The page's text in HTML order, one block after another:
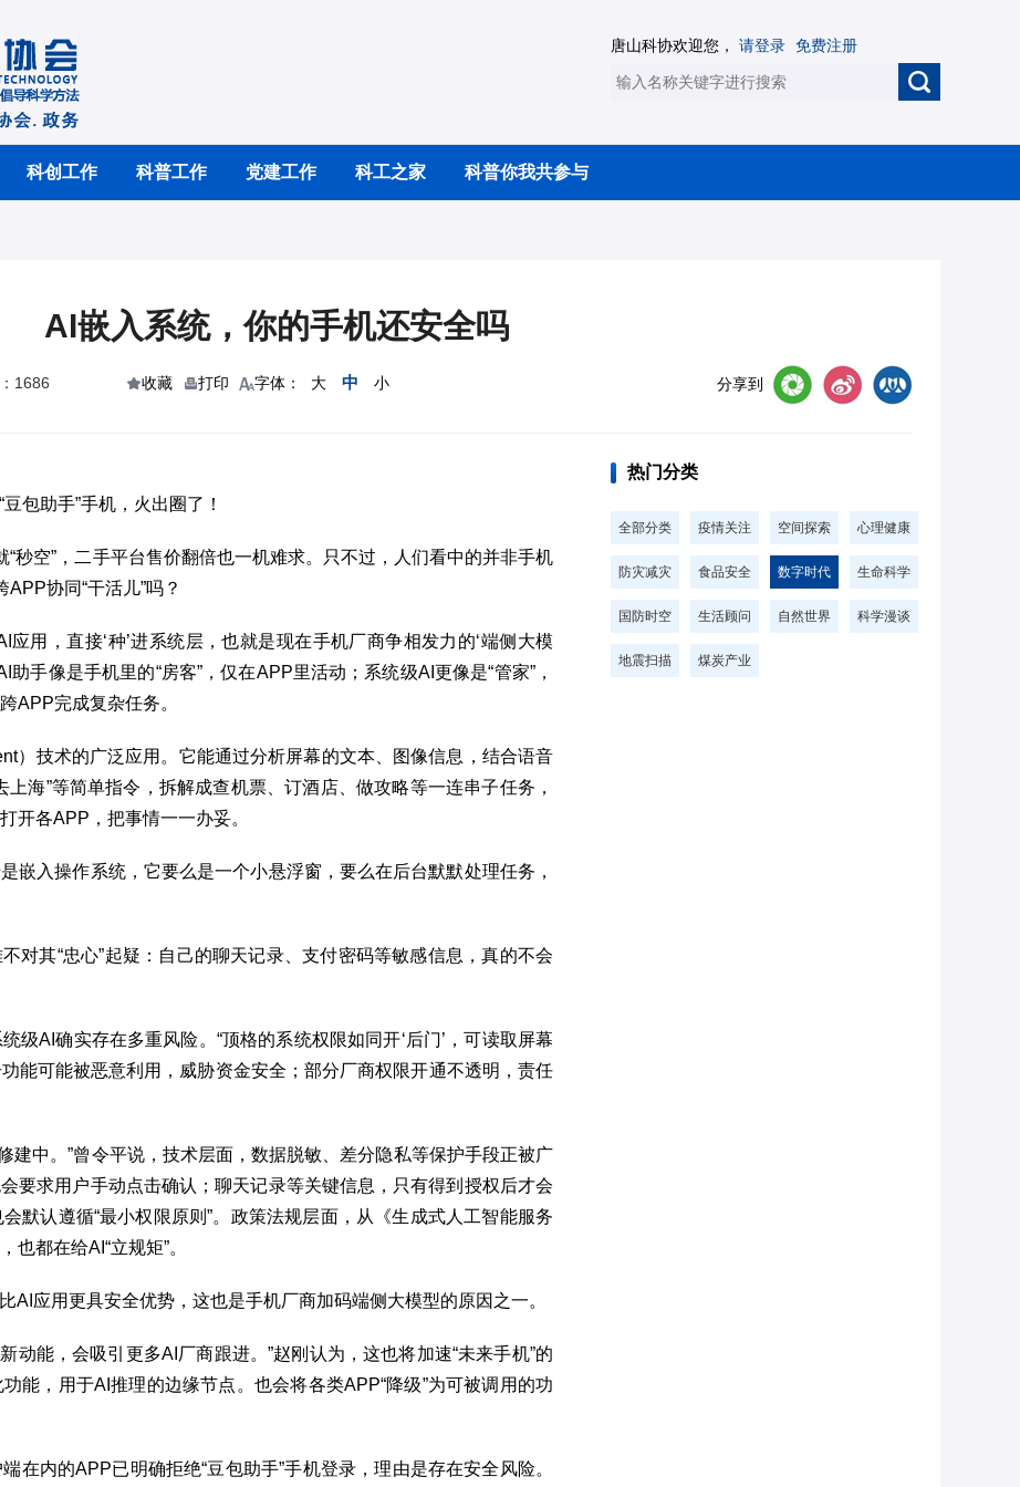
唐山科协欢迎您， 请登录 免费注册
科创工作 科普工作 党建工作 科工之家 科普你我共参与
AI嵌入系统，你的手机还安全吗
1686 收藏 打印 字体： 大 中 小 分享到
包助手”手机，火出圈了！
“秒空”，二手平台售价翻倍也一机难求。只不过，人们看中的并非手机
协同“干活儿”吗？
用，直接‘种’进系统层，也就是现在手机厂商争相发力的‘端侧大模
手像是手机里的“房客”，仅在APP里活动；系统级AI更像是“管家”，
APP完成复杂任务。
）技术的广泛应用。它能通过分析屏幕的文本、图像信息，结合语音
海”等简单指令，拆解成查机票、订酒店、做攻略等一连串子任务，
开各APP，把事情一一办妥。
嵌入操作系统，它要么是一个小悬浮窗，要么在后台默默处理任务，
对其“忠心”起疑：自己的聊天记录、支付密码等敏感信息，真的不会
级AI确实存在多重风险。“顶格的系统权限如同开‘后门’，可读取屏幕
能可能被恶意利用，威胁资金安全；部分厂商权限开通不透明，责任
建中。”曾令平说，技术层面，数据脱敏、差分隐私等保护手段正被广
要求用户手动点击确认；聊天记录等关键信息，只有得到授权后才会
默认遵循“最小权限原则”。政策法规层面，从《生成式人工智能服务
都在给AI“立规矩”。
AI应用更具安全优势，这也是手机厂商加码端侧大模型的原因之一。
动能，会吸引更多AI厂商跟进。”赵刚认为，这也将加速“未来手机”的
，用于AI推理的边缘节点。也会将各类APP“降级”为可被调用的功
在内的APP已明确拒绝“豆包助手”手机登录，理由是存在安全风险。
热门分类
全部分类 疫情关注 空间探索 心理健康
防灾减灾 食品安全 数字时代 生命科学
国防时空 生活顾问 自然世界 科学漫谈
地震扫描 煤炭产业